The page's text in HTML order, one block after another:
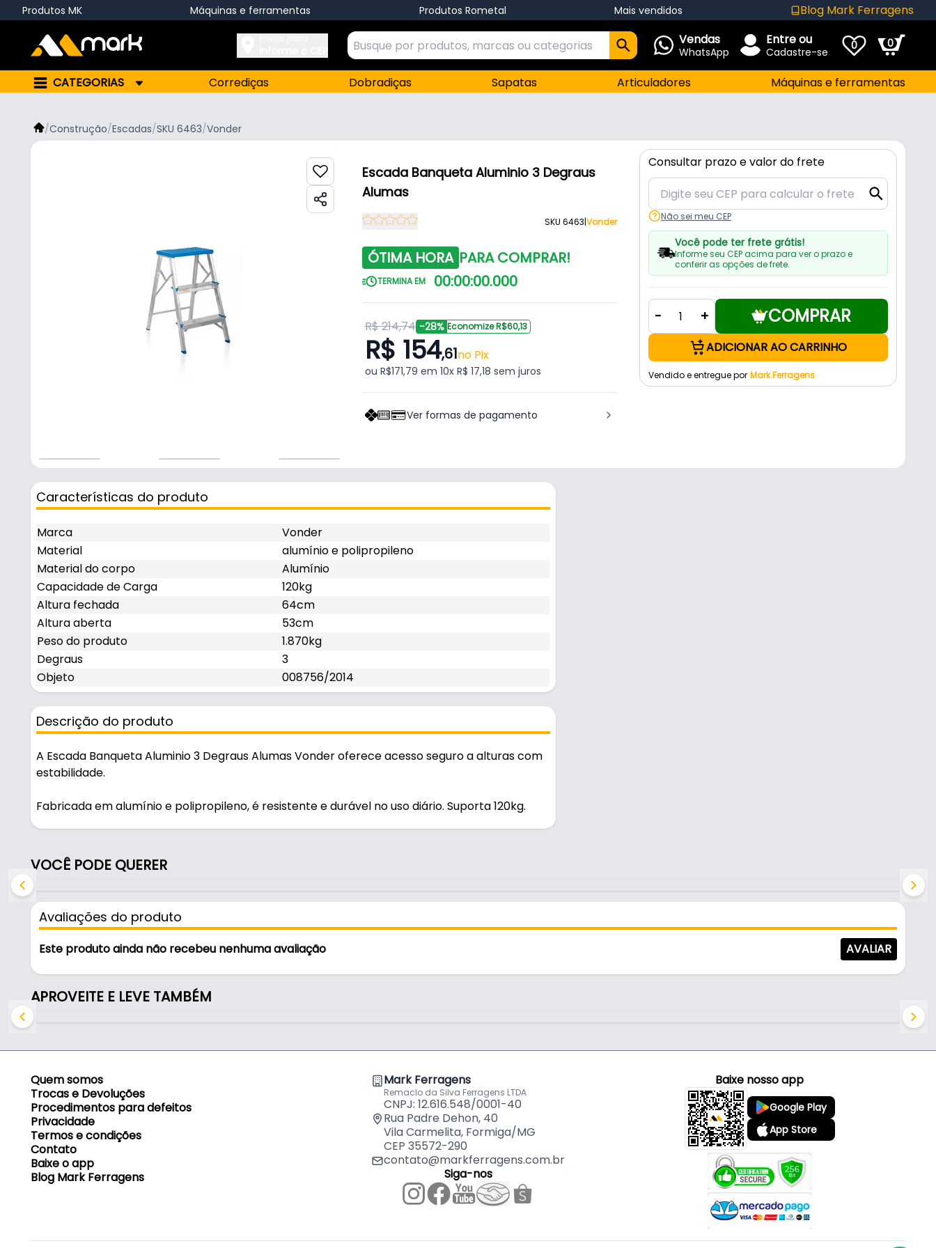
Produtos MK Máquinas e ferramentas Produtos Rometal Mais vendidos Blog Mark Ferragens
Vendas
WhatsApp
Entre ou
Cadastre-se 0 0
CATEGORIAS Corrediças Dobradiças Sapatas Articuladores Máquinas e ferramentas
/Construção/Escadas/SKU 6463/Vonder
Escada Banqueta Aluminio 3 Degraus
Alumas
SKU 6463|Vonder
ÓTIMA HORA PARA COMPRAR!
TERMINA EM 00:00:00.000
R$ 214,74 -28% Economize R$60,13
R$ 154,61no Pix
ou R$171,79 em 10x R$ 17,18 sem juros
Ver formas de pagamento
Consultar prazo e valor do frete
Não sei meu CEP
Você pode ter frete grátis!
Informe seu CEP acima para ver o prazo e
conferir as opções de frete.
- + COMPRAR
ADICIONAR AO CARRINHO
Vendido e entregue por Mark Ferragens
Características do produto
Marca
Vonder
Material
alumínio e polipropileno
Material do corpo
Alumínio
Capacidade de Carga
120kg
Altura fechada
64cm
Altura aberta
53cm
Peso do produto
1.870kg
Degraus
3
Objeto
008756/2014
Descrição do produto
A Escada Banqueta Aluminio 3 Degraus Alumas Vonder oferece acesso seguro a alturas com
estabilidade.
Fabricada em alumínio e polipropileno, é resistente e durável no uso diário. Suporta 120kg.
- Marca: Vonder
- Material: alumínio e polipropileno
- Capacidade de Carga: 120kg
- Altura fechada: 64cm
- Peso do produto: 1.870kg
- Degraus: 3
- Objeto: 008756/2014
VOCÊ PODE QUERER
Avaliações do produto
Este produto ainda não recebeu nenhuma avaliação AVALIAR
APROVEITE E LEVE TAMBÉM
Quem somos
Trocas e Devoluções
Procedimentos para defeitos
Privacidade
Termos e condições
Contato
Baixe o app
Blog Mark Ferragens
Mark Ferragens
Remaclo da Silva Ferragens LTDA
CNPJ: 12.616.548/0001-40
Rua Padre Dehon, 40
Vila Carmelita, Formiga/MG
CEP 35572-290
contato@markferragens.com.br
Siga-nos
Baixe nosso app
Google Play
App Store